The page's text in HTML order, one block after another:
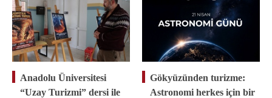
Anadolu Üniversitesi
“Uzay Turizmi” dersi ile
Gökyüzünden turizme:
Astronomi herkes için bir